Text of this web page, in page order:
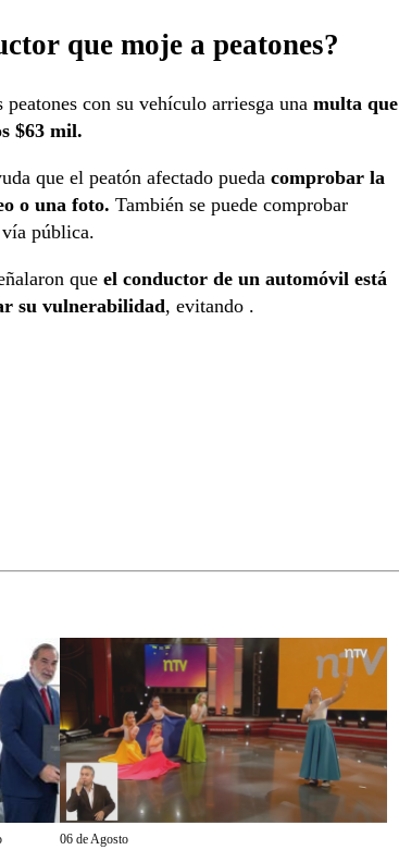
que moje a peatones?
con su vehículo arriesga una multa que
$63 mil.
que el peatón afectado pueda comprobar la
o una foto. También se puede comprobar
pública.
que el conductor de un automóvil está
su vulnerabilidad, evitando .
06 de Agosto